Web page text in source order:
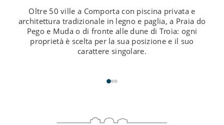
Oltre 50 ville a Comporta con piscina privata e
architettura tradizionale in legno e paglia, a Praia do
Pego e Muda o di fronte alle dune di Troia: ogni
proprietà è scelta per la sua posizione e il suo
carattere singolare.